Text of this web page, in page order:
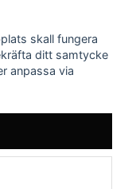
skall fungera
ditt samtycke
anpassa via